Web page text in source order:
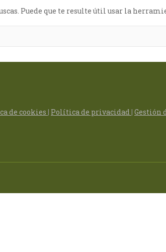
Puede que te resulte útil usar la
de cookies | Política de privacidad | Gestión